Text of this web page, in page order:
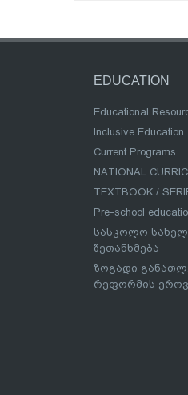
EDUCATION
Educational
Inclusive Education
Current Programs
NATIONAL
TEXTBOOK /
Pre-school
სასკოლო
შეთანხმება
ზოგადი
რეფორმის